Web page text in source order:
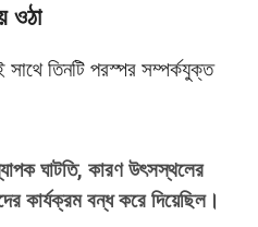
ওঠা
সাথে তিনটি পরস্পর সম্পর্কযুক্ত
ঘাটতি, কারণ উৎসস্থলের
কার্যক্রম বন্ধ করে দিয়েছিল।